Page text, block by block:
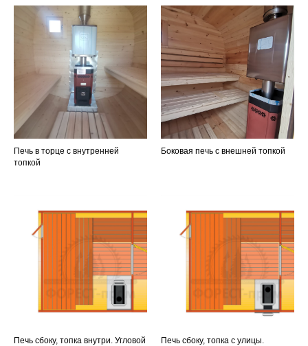
Печь в торце с внутренней
топкой
Боковая печь с внешней топкой
Печь сбоку, топка внутри. Угловой
Печь сбоку, топка с улицы.